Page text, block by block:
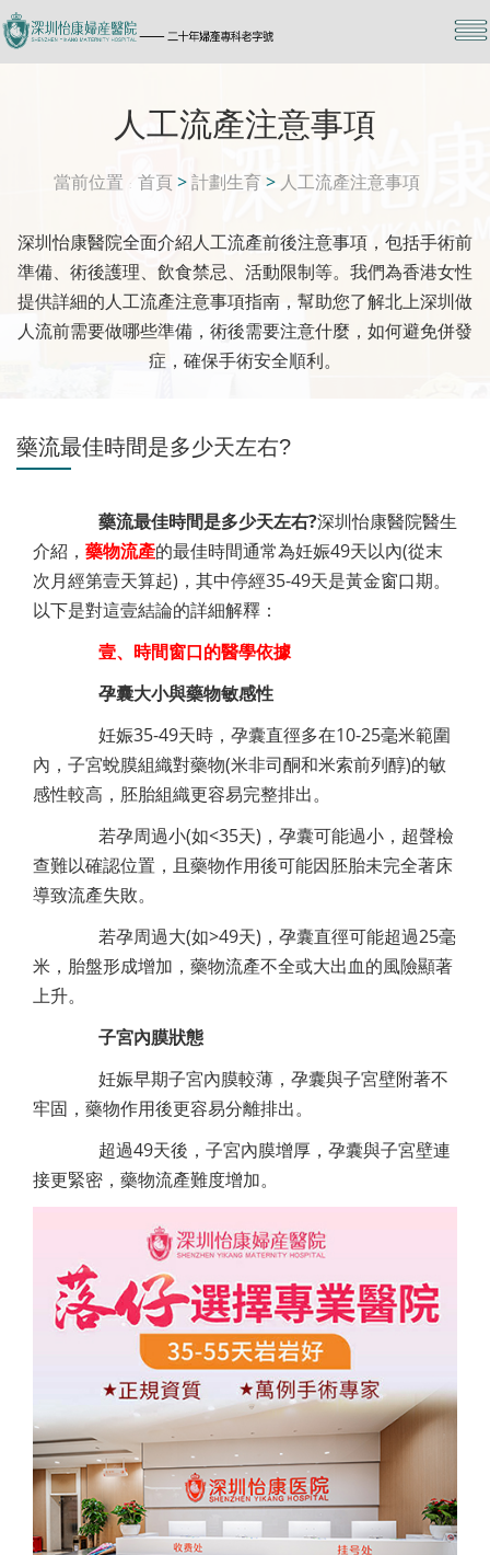
人工流產注意事項
當前位置 首頁 >計劃生育> 人工流產注意事項
深圳怡康醫院全面介紹人工流產前後注意事項，包括手術前
準備、術後護理、飲食禁忌、活動限制等。我們為香港女性
提供詳細的人工流產注意事項指南，幫助您了解北上深圳做
人流前需要做哪些準備，術後需要注意什麼，如何避免併發
症，確保手術安全順利。
藥流最佳時間是多少天左右?
藥流最佳時間是多少天左右?深圳怡康醫院醫生
介紹， 藥物流產的最佳時間通常為妊娠49天以內(從末
次月經第壹天算起)，其中停經35-49天是黃金窗口期。
以下是對這壹結論的詳細解釋：
壹、時間窗口的醫學依據
孕囊大小與藥物敏感性
妊娠35-49天時，孕囊直徑多在10-25毫米範圍
內，子宮蛻膜組織對藥物(米非司酮和米索前列醇)的敏
感性較高，胚胎組織更容易完整排出。
若孕周過小(如<35天)，孕囊可能過小，超聲檢
查難以確認位置，且藥物作用後可能因胚胎未完全著床
導致流產失敗。
若孕周過大(如>49天)，孕囊直徑可能超過25毫
米，胎盤形成增加，藥物流產不全或大出血的風險顯著
上升。
子宮內膜狀態
妊娠早期子宮內膜較薄，孕囊與子宮壁附著不
牢固，藥物作用後更容易分離排出。
超過49天後，子宮內膜增厚，孕囊與子宮壁連
接更緊密，藥物流產難度增加。